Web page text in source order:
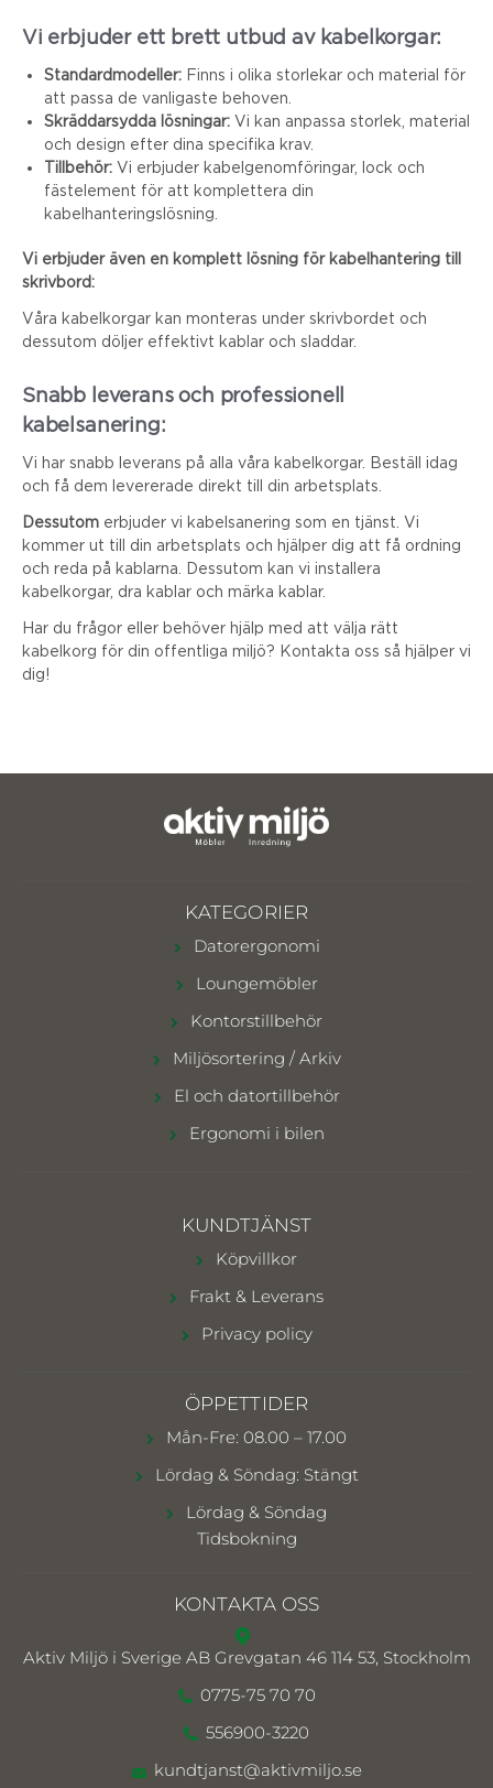
Vi erbjuder ett brett utbud av kabelkorgar:
Standardmodeller: Finns i olika storlekar och material för
att passa de vanligaste behoven.
Skräddarsydda lösningar: Vi kan anpassa storlek, material
och design efter dina specifika krav.
Tillbehör: Vi erbjuder kabelgenomföringar, lock och
fästelement för att komplettera din
kabelhanteringslösning.
Vi erbjuder även en komplett lösning för kabelhantering till
skrivbord:
Våra kabelkorgar kan monteras under skrivbordet och
dessutom döljer effektivt kablar och sladdar.
Snabb leverans och professionell
kabelsanering:
Vi har snabb leverans på alla våra kabelkorgar. Beställ idag
och få dem levererade direkt till din arbetsplats.
Dessutom erbjuder vi kabelsanering som en tjänst. Vi
kommer ut till din arbetsplats och hjälper dig att få ordning
och reda på kablarna. Dessutom kan vi installera
kabelkorgar, dra kablar och märka kablar.
Har du frågor eller behöver hjälp med att välja rätt
kabelkorg för din offentliga miljö? Kontakta oss så hjälper vi
dig!
KATEGORIER
Datorergonomi
Loungemöbler
Kontorstillbehör
Miljösortering / Arkiv
El och datortillbehör
Ergonomi i bilen
KUNDTJÄNST
Köpvillkor
Frakt & Leverans
Privacy policy
ÖPPETTIDER
Mån-Fre: 08.00 – 17.00
Lördag & Söndag: Stängt
Lördag & Söndag
Tidsbokning
KONTAKTA OSS
Aktiv Miljö i Sverige AB Grevgatan 46 114 53, Stockholm
0775-75 70 70
556900-3220
kundtjanst@aktivmiljo.se